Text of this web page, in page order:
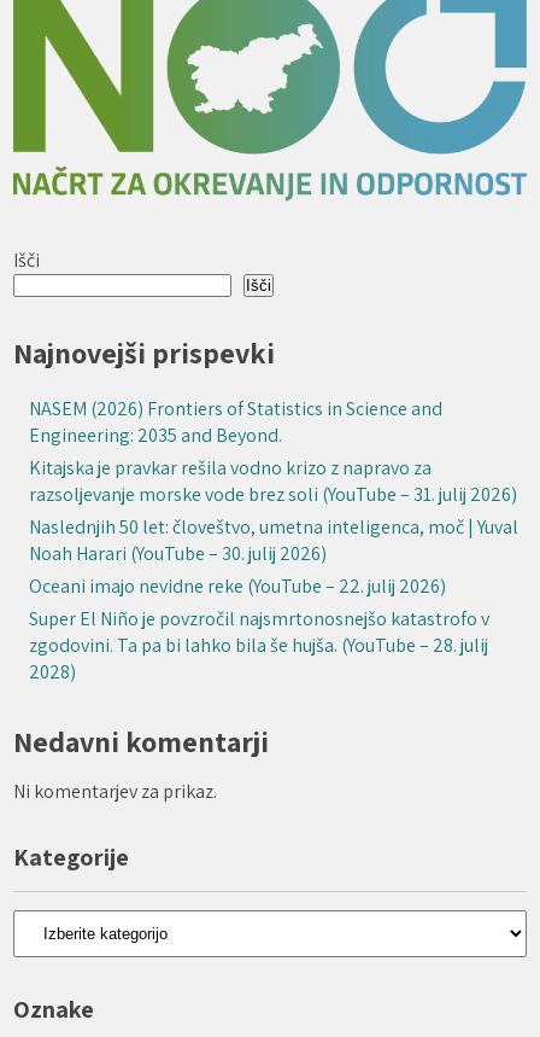
Išči
Išči
Najnovejši prispevki
NASEM (2026) Frontiers of Statistics in Science and
Engineering: 2035 and Beyond.
Kitajska je pravkar rešila vodno krizo z napravo za
razsoljevanje morske vode brez soli (YouTube – 31. julij 2026)
Naslednjih 50 let: človeštvo, umetna inteligenca, moč | Yuval
Noah Harari (YouTube – 30. julij 2026)
Oceani imajo nevidne reke (YouTube – 22. julij 2026)
Super El Niño je povzročil najsmrtonosnejšo katastrofo v
zgodovini. Ta pa bi lahko bila še hujša. (YouTube – 28. julij
2028)
Nedavni komentarji
Ni komentarjev za prikaz.
Kategorije
Kategorije
Oznake